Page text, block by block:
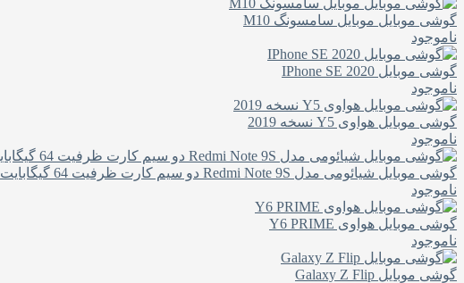
گوشی موبایل موبایل سامسونگ M10
ناموجود
گوشی موبایل IPhone SE 2020
ناموجود
گوشی موبایل هواوی Y5 نسخه 2019
ناموجود
گوشی موبایل شیائومی مدل Redmi Note 9S دو سیم‌ کارت ظرفیت 64 گیگابایت
ناموجود
گوشی موبایل هواوی Y6 PRIME
ناموجود
گوشی موبایل Galaxy Z Flip